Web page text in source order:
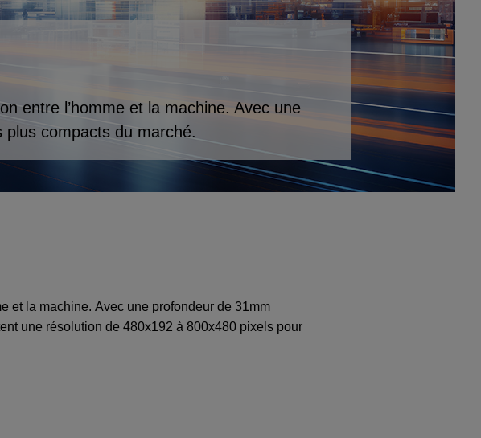
entre l’homme et la machine. Avec une
compacts du marché.
et la machine. Avec une profondeur de 31mm
une résolution de 480x192 à 800x480 pixels pour